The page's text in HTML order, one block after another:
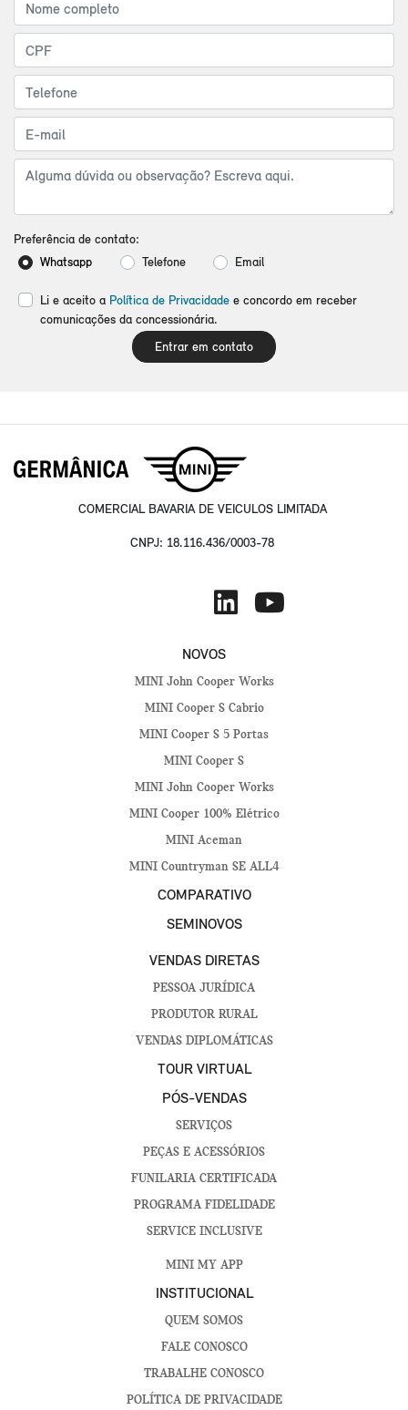
Preferência de contato:
Whatsapp
Telefone Email
Li e aceito a Política de Privacidadee concordo em receber
comunicações da concessionária.
Entrar em contato
COMERCIAL BAVARIA DE VEICULOS LIMITADA
CNPJ: 18.116.436/0003-78
NOVOS
MINI John Cooper Works
MINI Cooper S Cabrio
MINI Cooper S 5 Portas
MINI Cooper S
MINI John Cooper Works
MINI Cooper 100% Elétrico
MINI Aceman
MINI Countryman SE ALL4
COMPARATIVO
SEMINOVOS
VENDAS DIRETAS
PESSOA JURÍDICA
PRODUTOR RURAL
VENDAS DIPLOMÁTICAS
TOUR VIRTUAL
PÓS-VENDAS
SERVIÇOS
PEÇAS E ACESSÓRIOS
FUNILARIA CERTIFICADA
PROGRAMA FIDELIDADE
SERVICE INCLUSIVE
MINI MY APP
INSTITUCIONAL
QUEM SOMOS
FALE CONOSCO
TRABALHE CONOSCO
POLÍTICA DE PRIVACIDADE